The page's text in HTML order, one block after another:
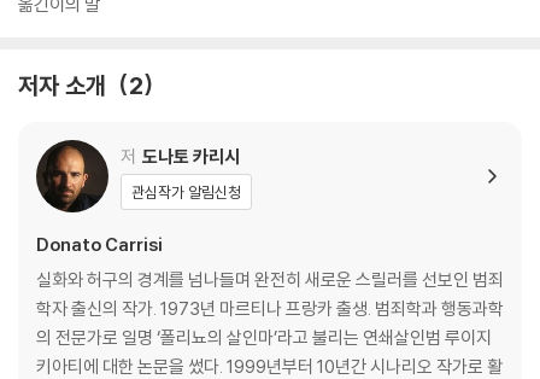
에도 영화로 만날 수 없었다. 이에 작가는 시리즈 세 번째 작품 『미로 속 남
즈’를 영화화하는 데 성공해 독자들과 작가 스스로의 오랜 바람을 이뤘다.
그 밖에 12월에 출간된 최신작 『소문의 집(La Casa Delle Voci)』은 출간
즉시 이탈리아 베스트셀러 1위에 오르며 스릴러 제왕으로서 입지를 공고
히 했다.
저자 소개 2
저 도나토 카리시
관심작가 알림신청
Donato Carrisi
실화와 허구의 경계를 넘나들며 완전히 새로운 스릴러를 선보인 범죄
학자 출신의 작가. 1973년 마르티나 프랑카 출생. 범죄학과 행동과학
의 전문가로 일명 ‘폴리뇨의 살인마’라고 불리는 연쇄살인범 루이지
키아티에 대한 논문을 썼다. 1999년부터 10년간 시나리오 작가로 활